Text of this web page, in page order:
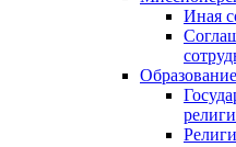
Иная